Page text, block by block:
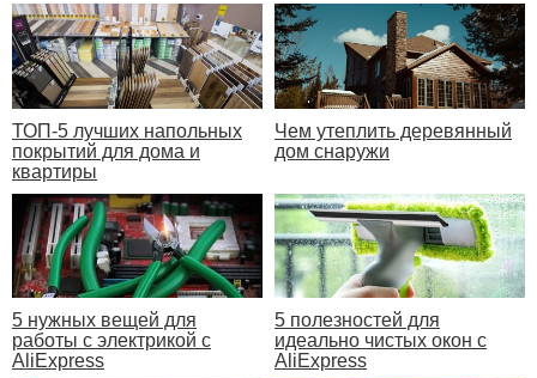
ТОП-5 лучших напольных
покрытий для дома и
квартиры
Чем утеплить деревянный
дом снаружи
5 нужных вещей для
работы с электрикой с
AliExpress
5 полезностей для
идеально чистых окон с
AliExpress